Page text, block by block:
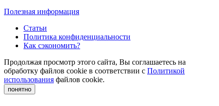
Полезная информация
Статьи
Политика конфиденциальности
Как сэкономить?
Продолжая просмотр этого сайта, Вы соглашаетесь на
обработку файлов cookie в соответствии с Политикой
использования файлов cookie.
понятно